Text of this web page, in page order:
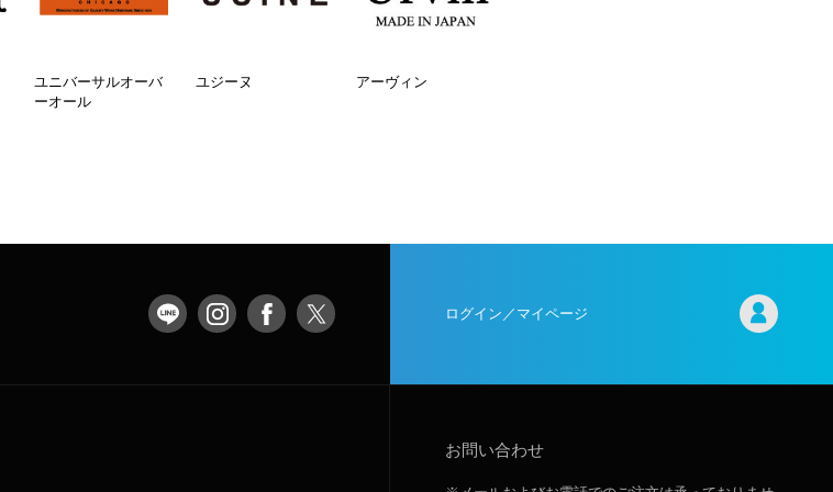
ユニバーサルオーバ
ーオール
ユジーヌ アーヴィン
ログイン／マイページ
お問い合わせ